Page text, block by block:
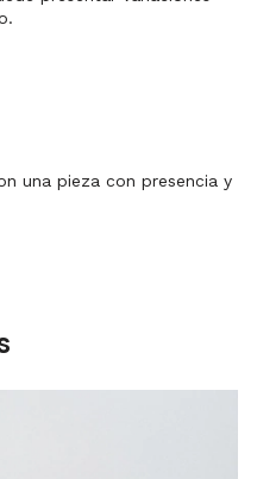
una pieza con presencia y